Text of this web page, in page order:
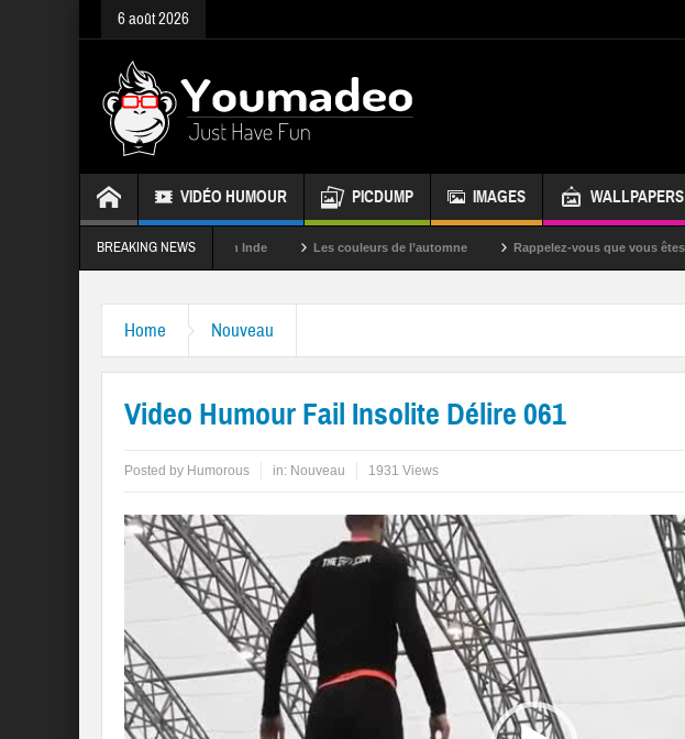
6 août 2026
VIDÉO HUMOUR PICDUMP IMAGES WALLPAPERS
BREAKING NEWS
La fête des couleurs en Inde Les couleurs de l’automne Rappelez-vous que vous êtes super !
Home Nouveau
Video Humour Fail Insolite Délire 061
Posted by Humorous in: Nouveau 1931 Views
Lecteur
vidéo